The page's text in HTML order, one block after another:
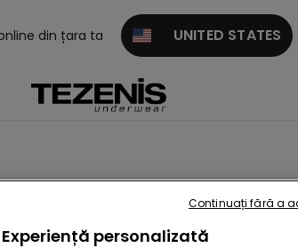
din țara ta UNITED STATES
Experiență personalizată
Continuați fără a